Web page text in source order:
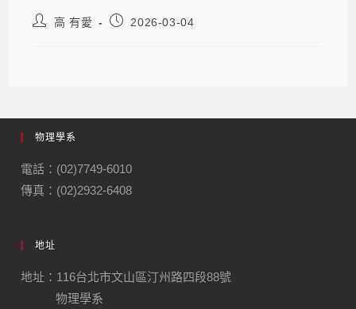
高 有愛 2026-03-04
物理學系
電話：(02)7749-6010
傳真：(02)2932-6408
地址
地址：116台北市文山區汀州路四段88號
物理學系